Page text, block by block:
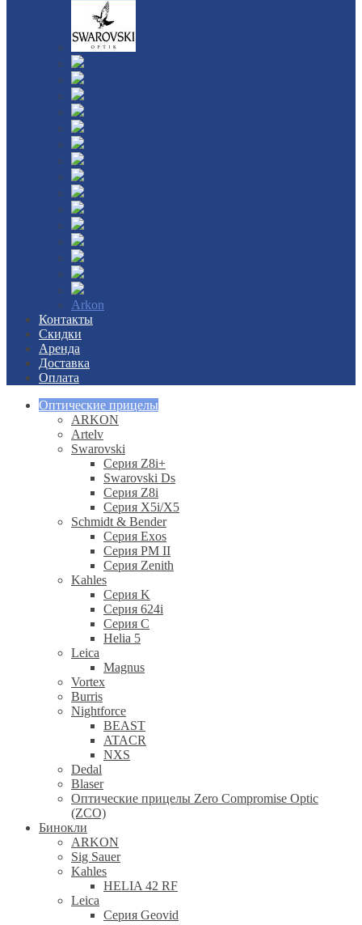
Arkon
Контакты
Скидки
Аренда
Доставка
Оплата
Оптические прицелы
ARKON
Artelv
Swarovski
Серия Z8i+
Swarovski Ds
Серия Z8i
Серия X5i/X5
Schmidt & Bender
Серия Exos
Серия PM II
Cерия Zenith
Kahles
Серия K
Серия 624i
Серия С
Helia 5
Leica
Magnus
Vortex
Burris
Nightforce
BEAST
ATACR
NXS
Dedal
Blaser
Оптические прицелы Zero Compromise Optic
(ZCO)
Бинокли
ARKON
Sig Sauer
Kahles
HELIA 42 RF
Leica
Серия Geovid